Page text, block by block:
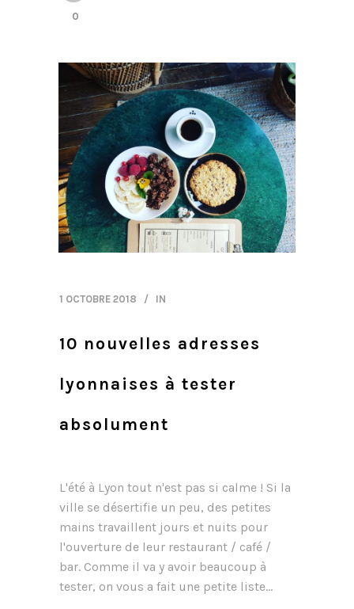
0
1 OCTOBRE 2018 IN
10 nouvelles adresses
lyonnaises à tester
absolument
L'été à Lyon tout n'est pas si calme ! Si la
ville se désertifie un peu, des petites
mains travaillent jours et nuits pour
l'ouverture de leur restaurant / café /
bar. Comme il va y avoir beaucoup à
tester, on vous a fait une petite liste...